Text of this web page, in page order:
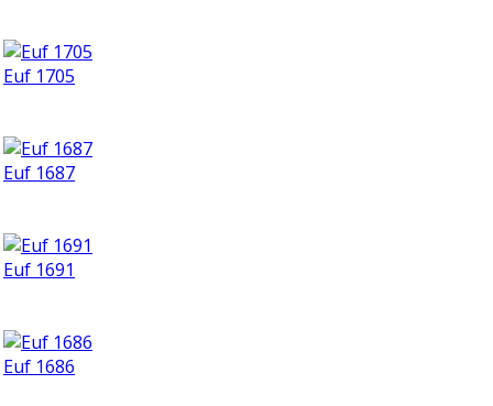
Euf 1705
Euf 1687
Euf 1691
Euf 1686